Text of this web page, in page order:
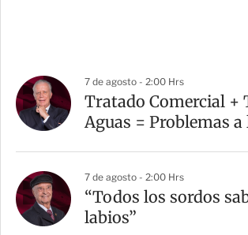
7 de agosto - 2:00 Hrs
Tratado Comercial +
Aguas = Problemas
7 de agosto - 2:00 Hrs
“Todos los sordos
labios”